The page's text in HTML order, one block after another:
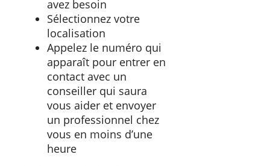
avez besoin
Sélectionnez votre
localisation
Appelez le numéro qui
apparaît pour entrer en
contact avec un
conseiller qui saura
vous aider et envoyer
un professionnel chez
vous en moins d’une
heure